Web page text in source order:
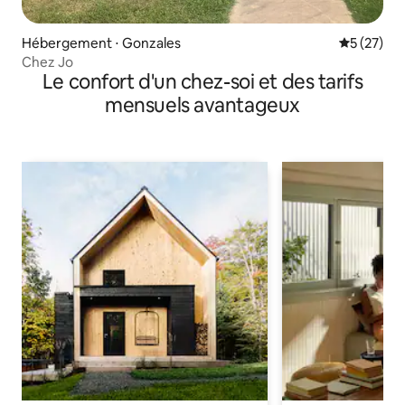
Hébergement ⋅ Gonzales
5 (27)
Chez Jo
Le confort d'un chez-soi et des tarifs
mensuels avantageux